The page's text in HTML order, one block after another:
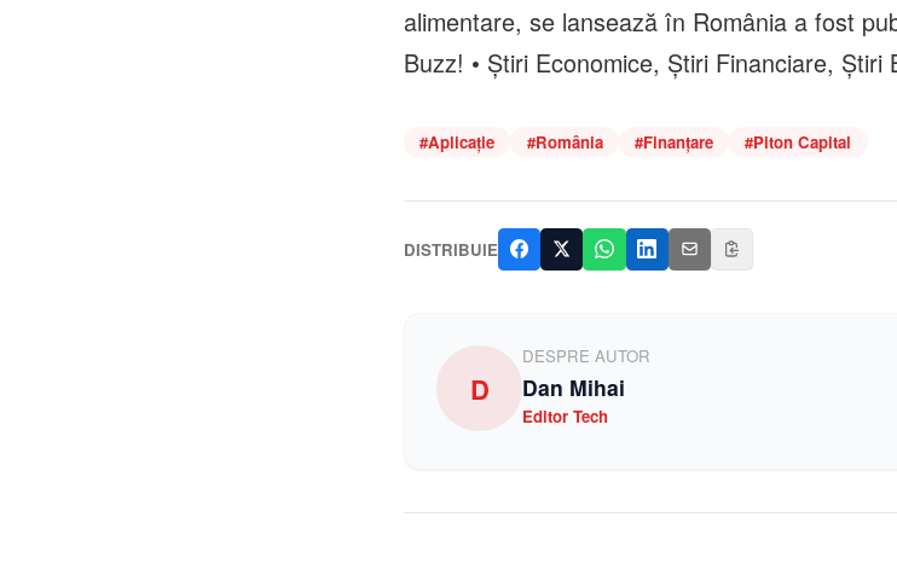
alimentare, se lansează în România a fost
Buzz! • Știri Economice, Știri Financiare, Știri
#Aplicație #România #Finanțare #Piton Capital
DISTRIBUIE
D
DESPRE AUTOR
Dan Mihai
Editor Tech